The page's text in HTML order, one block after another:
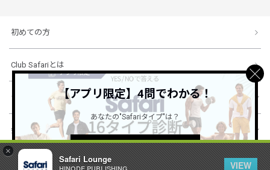
×
Safari Lounge
VIEW
初めての方
Club Safariとは
ショッピングガイド
会社概要・規約
【アプリ限定】4問でわかる！
あなたの"Safariタイプ"は？
詳しくはこちら ＞